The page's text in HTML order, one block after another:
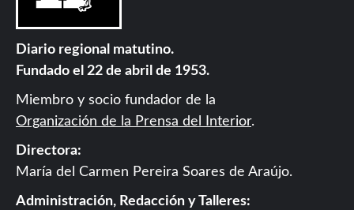
Diario regional matutino.
Fundado el 22 de abril de 1953.
Miembro y socio fundador de la
Organización de la Prensa del Interior.
Directora:
María del Carmen Pereira Soares de Araújo.
Administración, Redacción y Talleres: